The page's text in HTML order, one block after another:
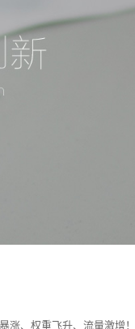
涨、权重飞升、流量激增！